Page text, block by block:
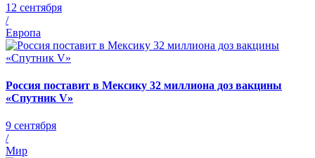
12 сентября
/
Европа
Россия поставит в Мексику 32 миллиона доз вакцины
«Спутник V»
9 сентября
/
Мир